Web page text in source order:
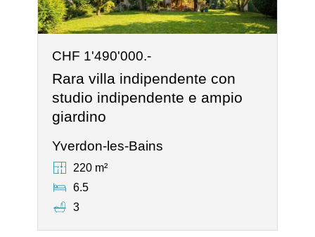
CHF 1'490'000.-
Rara villa indipendente con
studio indipendente e ampio
giardino
Yverdon-les-Bains
220 m²
6.5
3